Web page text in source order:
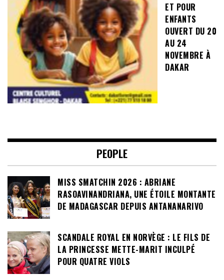
ET POUR
ENFANTS
OUVERT DU 20
AU 24
NOVEMBRE À
DAKAR
PEOPLE
MISS SMATCHIN 2026 : ABRIANE
RASOAVINANDRIANA, UNE ÉTOILE MONTANTE
DE MADAGASCAR DEPUIS ANTANANARIVO
SCANDALE ROYAL EN NORVÈGE : LE FILS DE
LA PRINCESSE METTE-MARIT INCULPÉ
POUR QUATRE VIOLS